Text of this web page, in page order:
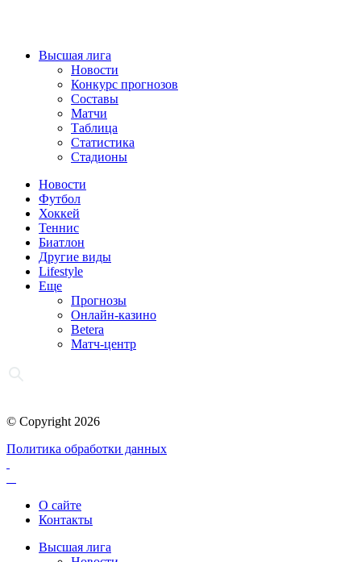
Высшая лига
Новости
Конкурс прогнозов
Составы
Матчи
Таблица
Статистика
Стадионы
Новости
Футбол
Хоккей
Теннис
Биатлон
Другие виды
Lifestyle
Еще
Прогнозы
Онлайн-казино
Betera
Матч-центр
© Copyright 2026
Политика обработки данных
О сайте
Контакты
Высшая лига